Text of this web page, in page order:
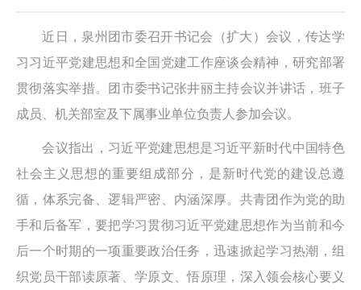
近日，泉州团市委召开书记会（扩大）会议，传达学
习习近平党建思想和全国党建工作座谈会精神，研究部署
贯彻落实举措。团市委书记张井丽主持会议并讲话，班子
成员、机关部室及下属事业单位负责人参加会议。
会议指出，习近平党建思想是习近平新时代中国特色
社会主义思想的重要组成部分，是新时代党的建设总遵
循，体系完备、逻辑严密、内涵深厚。共青团作为党的助
手和后备军，要把学习贯彻习近平党建思想作为当前和今
后一个时期的一项重要政治任务，迅速掀起学习热潮，组
织党员干部读原著、学原文、悟原理，深入领会核心要义